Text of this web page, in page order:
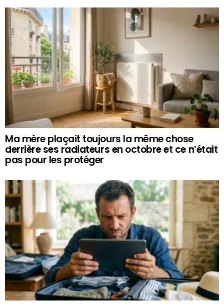
Ma mère plaçait toujours la même chose
derrière ses radiateurs en octobre et ce n’était
pas pour les protéger